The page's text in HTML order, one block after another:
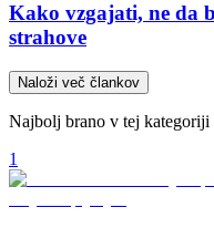
Kako vzgajati, ne da
strahove
Naloži več člankov
Najbolj brano v tej kategoriji
1